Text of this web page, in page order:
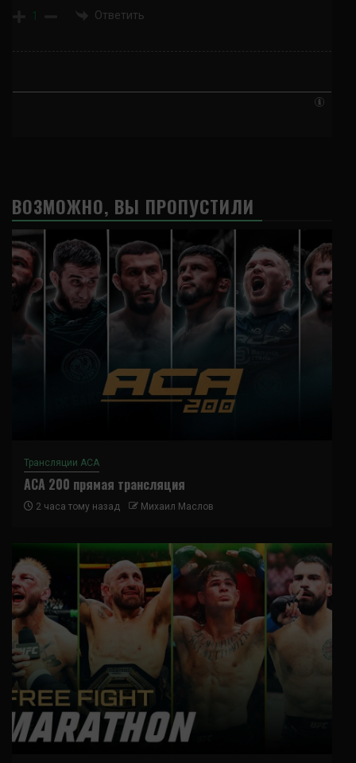
1 Ответить
ВОЗМОЖНО, ВЫ ПРОПУСТИЛИ
Трансляции ACA
ACA 200 прямая трансляция
2 часа тому назад Михаил Маслов